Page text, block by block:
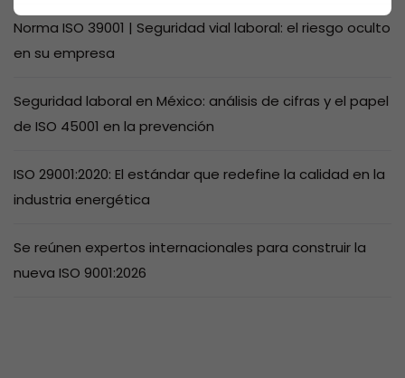
Norma ISO 39001 | Seguridad vial laboral: el riesgo oculto
en su empresa
Seguridad laboral en México: análisis de cifras y el papel
de ISO 45001 en la prevención
ISO 29001:2020: El estándar que redefine la calidad en la
industria energética
Se reúnen expertos internacionales para construir la
nueva ISO 9001:2026